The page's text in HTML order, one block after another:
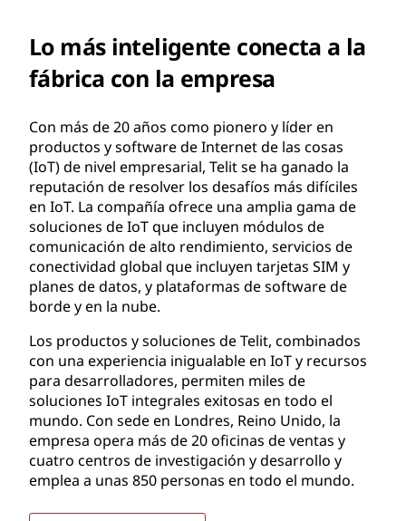
Lo más inteligente conecta a la
fábrica con la empresa
Con más de 20 años como pionero y líder en
productos y software de Internet de las cosas
(IoT) de nivel empresarial, Telit se ha ganado la
reputación de resolver los desafíos más difíciles
en IoT. La compañía ofrece una amplia gama de
soluciones de IoT que incluyen módulos de
comunicación de alto rendimiento, servicios de
conectividad global que incluyen tarjetas SIM y
planes de datos, y plataformas de software de
borde y en la nube.
Los productos y soluciones de Telit, combinados
con una experiencia inigualable en IoT y recursos
para desarrolladores, permiten miles de
soluciones IoT integrales exitosas en todo el
mundo. Con sede en Londres, Reino Unido, la
empresa opera más de 20 oficinas de ventas y
cuatro centros de investigación y desarrollo y
emplea a unas 850 personas en todo el mundo.